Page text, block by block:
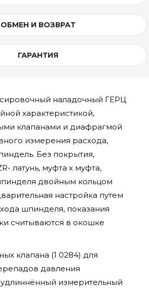
ОБМЕН И ВОЗВРАТ
ГАРАНТИЯ
наладочный ГЕРЦ
характеристикой,
клапанами и диафрагмой
измерения расхода,
Без покрытия,
латунь, муфта х муфта,
двойным кольцом
настройка путем
шпинделя, показания
считываются в окошке
клапана (1 0284) для
давления
измерительный